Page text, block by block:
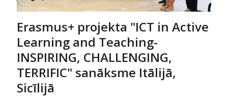
Erasmus+ projekta "ICT in Active
Learning and Teaching-
INSPIRING, CHALLENGING,
TERRIFIC" sanāksme Itālijā,
Sicīlijā